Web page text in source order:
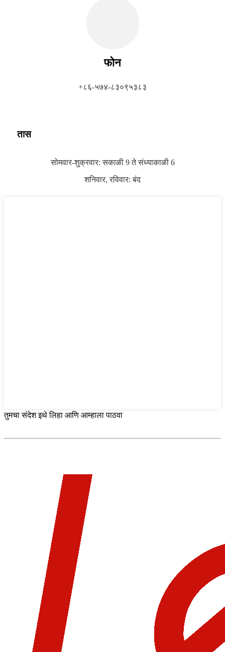
फोन
+८६-५७४-८३०९५३८३
तास
सोमवार-शुक्रवार: सकाळी 9 ते संध्याकाळी 6
शनिवार, रविवार: बंद
तुमचा संदेश इथे लिहा आणि आम्हाला पाठवा